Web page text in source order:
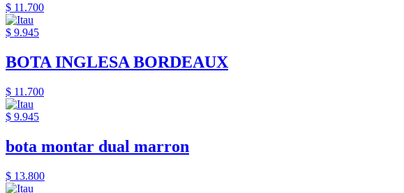
$ 11.700
$ 9.945
BOTA INGLESA BORDEAUX
$ 11.700
$ 9.945
bota montar dual marron
$ 13.800